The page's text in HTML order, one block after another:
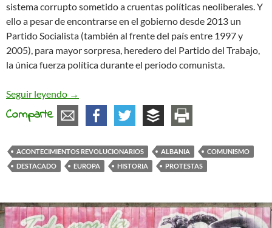
sistema corrupto sometido a cruentas políticas neoliberales. Y
ello a pesar de encontrarse en el gobierno desde 2013 un
Partido Socialista (también al frente del país entre 1997 y
2005), para mayor sorpresa, heredero del Partido del Trabajo,
la única fuerza política durante el periodo comunista.
Seguir leyendo Albania, convirtamos el «fin de la historia» en
→
Comparte
ACONTECIMIENTOS REVOLUCIONARIOS ALBANIA
COMUNISMO
DESTACADO
EUROPA HISTORIA PROTESTAS